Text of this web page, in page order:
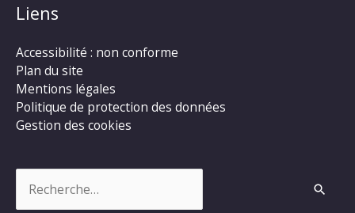
Liens
Accessibilité : non conforme
Plan du site
Mentions légales
Politique de protection des données
Gestion des cookies